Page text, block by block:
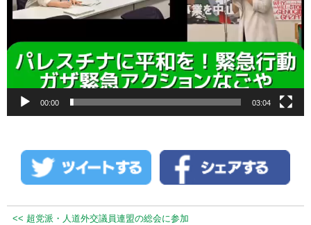
00:00 03:04
<< 超党派・人道外交議員連盟の総会に参加